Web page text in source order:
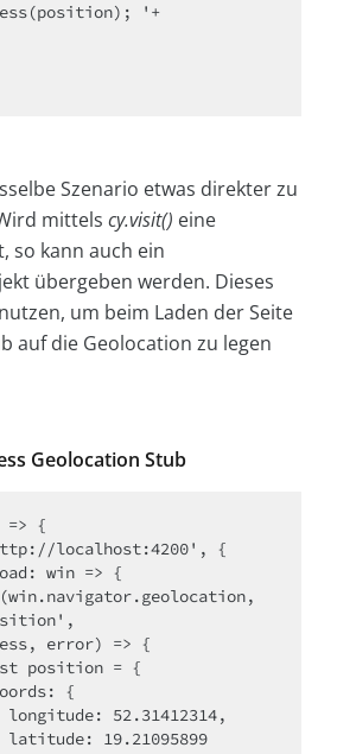
Szenario etwas direkter zu
mittels cy.visit() eine
so kann auch ein
übergeben werden. Dieses
um beim Laden der Seite
auf die Geolocation zu legen
Geolocation Stub
=> {